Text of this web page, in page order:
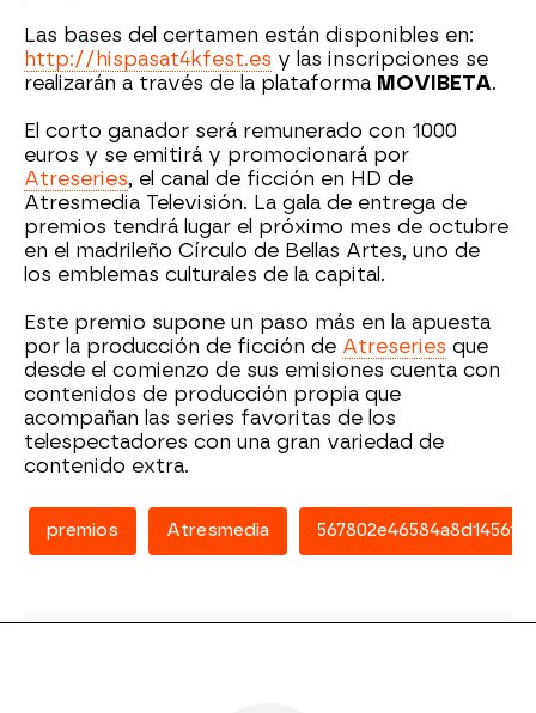
Las bases del certamen están disponibles en:
http://hispasat4kfest.es y las inscripciones se
realizarán a través de la plataforma MOVIBETA.
El corto ganador será remunerado con 1000
euros y se emitirá y promocionará por
Atreseries, el canal de ficción en HD de
Atresmedia Televisión. La gala de entrega de
premios tendrá lugar el próximo mes de octubre
en el madrileño Círculo de Bellas Artes, uno de
los emblemas culturales de la capital.
Este premio supone un paso más en la apuesta
por la producción de ficción de Atreseries que
desde el comienzo de sus emisiones cuenta con
contenidos de producción propia que
acompañan las series favoritas de los
telespectadores con una gran variedad de
contenido extra.
premios Atresmedia